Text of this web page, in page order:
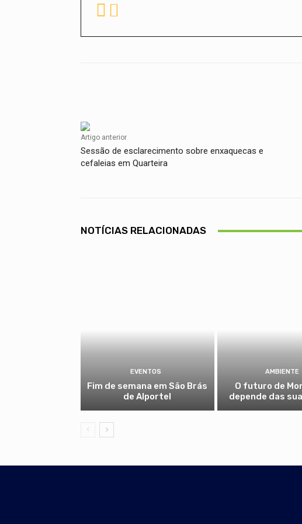
Artigo anterior
Sessão de esclarecimento sobre enxaquecas e
cefaleias em Quarteira
NOTÍCIAS RELACIONADAS
EVENTOS
Fim de semana em São Brás
de Alportel
AMBIENTE
O futuro de
depende das